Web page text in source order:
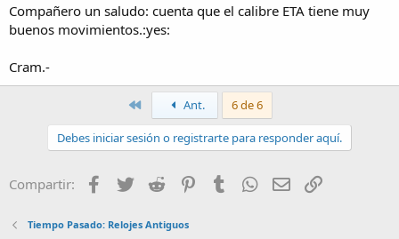
Compañero un saludo: cuenta que el calibre ETA tiene muy
buenos movimientos.:yes:
Cram.-
PrimeroAnt. 6 de 6
Debes iniciar sesión o registrarte para responder aquí.
Compartir: Facebook
Twitter Reddit PinterestTumblrWhatsApp
Email
Tiempo Pasado: Relojes Antiguos